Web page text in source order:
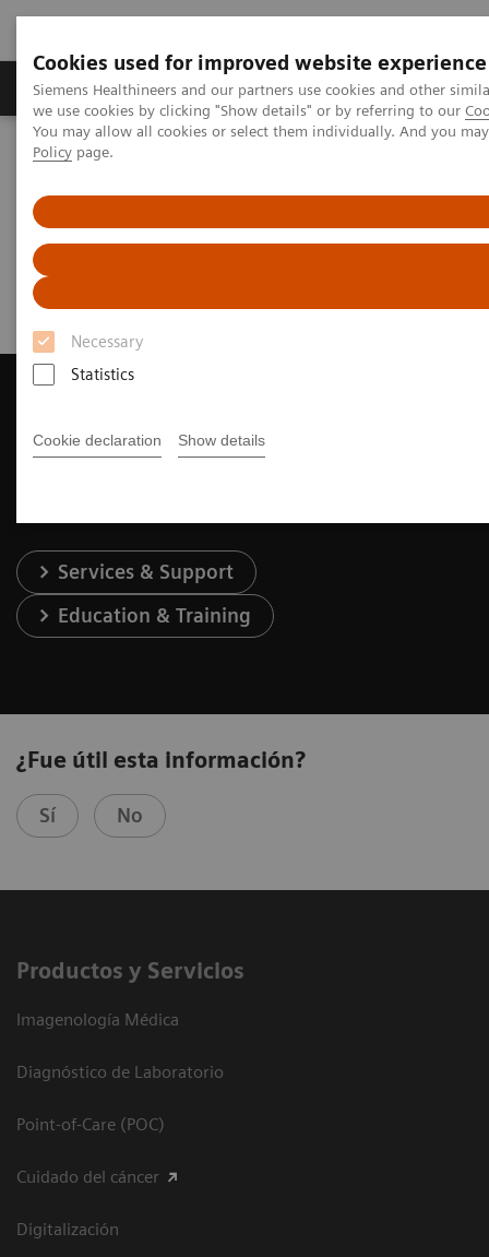
Cookies used for improved website experience
Siemens Healthineers and our partners use cookies and other
we use cookies by clicking "Show details" or by referring to our
You may allow all cookies or select them individually. And you
Policy page.
Necessary
Statistics
Cookie declaration Show details
Productos y servicios Especialidades Clínicas
Siemens Healthineers Latinoamérica
Solicite un Presupuesto
Contact Us
Services & Support
Education & Training
¿Fue útil esta información?
Sí No
Productos y Servicios
Imagenología Médica
Diagnóstico de Laboratorio
Point-of-Care (POC)
Cuidado del cáncer
Digitalización